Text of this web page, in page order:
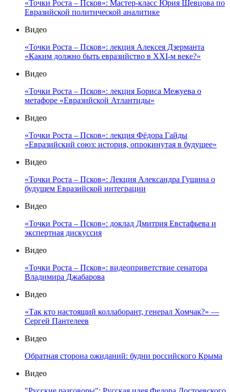
«Точки Роста – Псков»: Мастер-класс Юрия Шевцова по
Евразийской политической аналитике
Видео
«Точки Роста – Псков»: лекция Алексея Дзерманта
«Каким должно быть евразийство в XXI-м веке?»
Видео
«Точки Роста – Псков»: лекция Бориса Межуева о
метафоре «Евразийской Атлантиды»
Видео
«Точки Роста – Псков»: лекция Фёдора Гайды
«Евразийский союз: история, опрокинутая в будущее»
Видео
«Точки Роста – Псков»: Лекция Александра Гущина о
будущем Евразийской интеграции
Видео
«Точки Роста – Псков»: доклад Дмитрия Евстафьева и
экспертная дискуссия
Видео
«Точки Роста – Псков»: видеоприветствие сенатора
Владимира Джабарова
Видео
«Так кто настоящий коллаборант, генерал Хомчак?» —
Сергей Пантелеев
Видео
Обратная сторона ожиданий: будни российского Крыма
Видео